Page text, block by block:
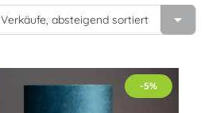
Verkäufe, absteigend sortiert 
-5%